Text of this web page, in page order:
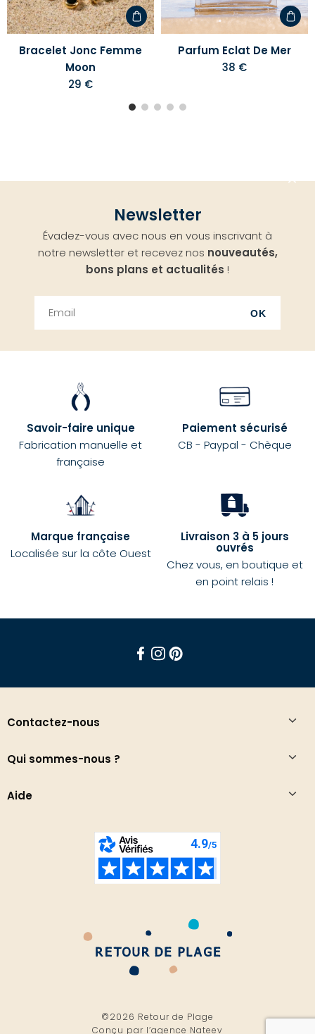
Bracelet Jonc Femme
Moon
29 €
Parfum Eclat De Mer
38 €
Newsletter
Évadez-vous avec nous en vous inscrivant à
notre newsletter et recevez nos nouveautés,
bons plans et actualités !
OK
Savoir-faire unique
Fabrication manuelle et
française
Paiement sécurisé
CB - Paypal - Chèque
Marque française
Localisée sur la côte Ouest
Livraison 3 à 5 jours
ouvrés
Chez vous, en boutique et
en point relais !
Contactez-nous
Qui sommes-nous ?
Aide
©2026 Retour de Plage
Conçu par l’agence Nateev